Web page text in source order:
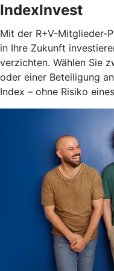
IndexInvest
Mit der R+V-Mitglieder-
in Ihre Zukunft
verzichten. Wählen Sie
oder einer Beteiligung
Index – ohne Risiko